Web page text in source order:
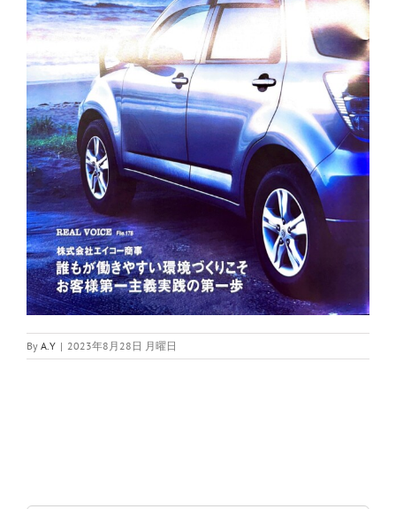
By A.Y | 2023年8月28日 月曜日